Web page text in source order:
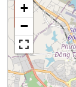
Connexion
+
−